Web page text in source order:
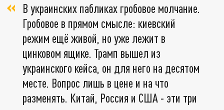
В украинских пабликах гробовое молчание.
Гробовое в прямом смысле: киевский
режим ещё живой, но уже лежит в
цинковом ящике. Трамп вышел из
украинского кейса, он для него на десятом
месте. Вопрос лишь в цене и на что
разменять. Китай, Россия и США - эти три